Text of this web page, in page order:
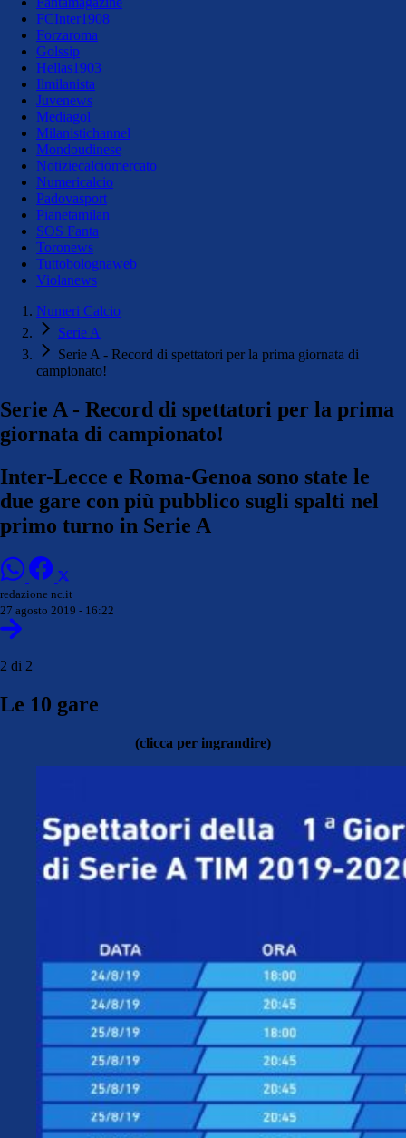
FCInter1908
Forzaroma
Golssip
Hellas1903
Ilmilanista
Juvenews
Mediagol
Milanistichannel
Mondoudinese
Notiziecalciomercato
Numericalcio
Padovasport
Pianetamilan
SOS Fanta
Toronews
Tuttobolognaweb
Violanews
Numeri Calcio
Serie A
Serie A - Record di spettatori per la prima giornata di
campionato!
Serie A - Record di spettatori per la prima
giornata di campionato!
Inter-Lecce e Roma-Genoa sono state le
due gare con più pubblico sugli spalti nel
primo turno in Serie A
redazione nc.it
27 agosto 2019 - 16:22
2 di 2
Le 10 gare
(clicca per ingrandire)